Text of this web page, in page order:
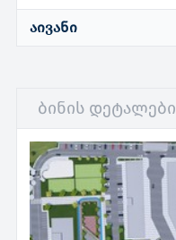
აივანი
ბინის დეტალები